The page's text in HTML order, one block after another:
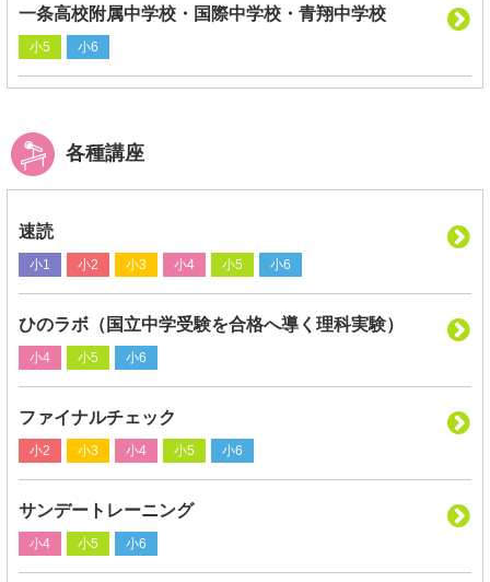
一条高校附属中学校・国際中学校・青翔中学校
小5 小6
各種講座
速読
小1 小2 小3 小4 小5 小6
ひのラボ（国立中学受験を合格へ導く理科実験）
小4 小5 小6
ファイナルチェック
小2 小3 小4 小5 小6
サンデートレーニング
小4 小5 小6